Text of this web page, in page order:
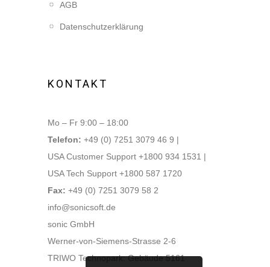
AGB
Datenschutzerklärung
KONTAKT
Mo – Fr 9:00 – 18:00
Telefon: +49 (0) 7251 3079 46 9 |
USA Customer Support +1800 934 1531 |
USA Tech Support +1800 587 1720
Fax: +49 (0) 7251 3079 58 2
info@sonicsoft.de
sonic GmbH
Werner-von-Siemens-Strasse 2-6
TRIWO Technopark: Gebäude 5161